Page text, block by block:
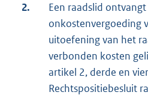
2.
Een raadslid ontvangt
onkostenvergoeding
uitoefening van het
verbonden kosten
artikel 2, derde en
Rechtspositiebesluit